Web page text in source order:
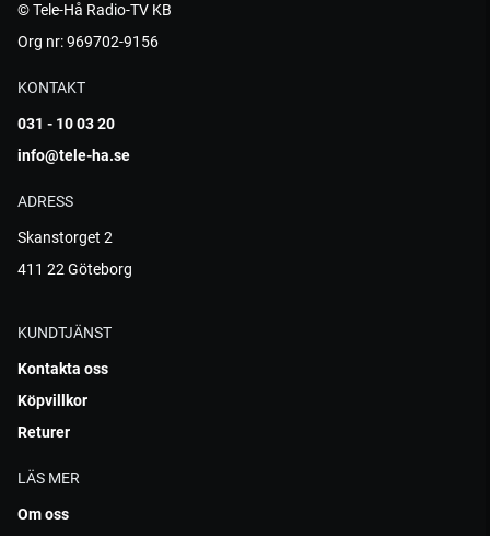
© Tele-Hå Radio-TV KB
Org nr: 969702-9156
KONTAKT
031 - 10 03 20
info@tele-ha.se
ADRESS
Skanstorget 2
411 22 Göteborg
KUNDTJÄNST
Kontakta oss
Köpvillkor
Returer
LÄS MER
Om oss